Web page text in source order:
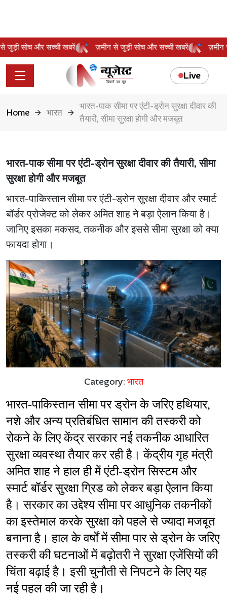
से जुड़ी सोच और सच्ची खबरें ज़मीन से जुड़ी सोच और सच्ची खबरें
Live
Home भारत
भारत-पाक सीमा पर एंटी-ड्रोन सुरक्षा दीवार की
तैयारी, सीमा सुरक्षा होगी और मजबूत
भारत-पाक सीमा पर एंटी-ड्रोन सुरक्षा दीवार की तैयारी, सीमा
सुरक्षा होगी और मजबूत
भारत-पाकिस्तान सीमा पर एंटी-ड्रोन सुरक्षा दीवार और स्मार्ट
बॉर्डर प्रोजेक्ट को लेकर अमित शाह ने बड़ा ऐलान किया है।
जानिए इसका मकसद, तकनीक और इससे सीमा सुरक्षा को क्या
फायदा होगा।
Category: भारत
भारत-पाकिस्तान सीमा पर ड्रोन के जरिए हथियार,
नशे और अन्य प्रतिबंधित सामान की तस्करी को
रोकने के लिए केंद्र सरकार नई तकनीक आधारित
सुरक्षा व्यवस्था तैयार कर रही है। केंद्रीय गृह मंत्री
अमित शाह ने हाल ही में एंटी-ड्रोन सिस्टम और
स्मार्ट बॉर्डर सुरक्षा ग्रिड को लेकर बड़ा ऐलान किया
है। सरकार का उद्देश्य सीमा पर आधुनिक तकनीकों
का इस्तेमाल करके सुरक्षा को पहले से ज्यादा मजबूत
बनाना है। हाल के वर्षों में सीमा पार से ड्रोन के जरिए
तस्करी की घटनाओं में बढ़ोतरी ने सुरक्षा एजेंसियों की
चिंता बढ़ाई है। इसी चुनौती से निपटने के लिए यह
नई पहल की जा रही है।